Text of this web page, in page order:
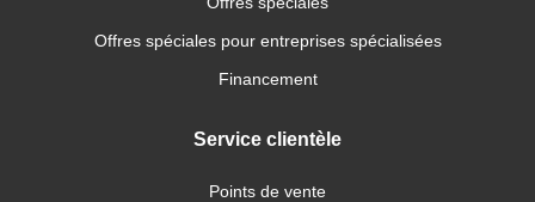
Offres spéciales pour entreprises spécialisées
Financement
Service clientèle
Points de vente